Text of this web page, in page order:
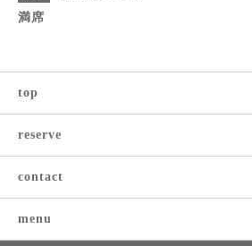
満席
top
reserve
contact
menu